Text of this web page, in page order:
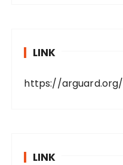
LINK
https://arguard.org/
LINK